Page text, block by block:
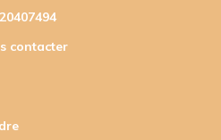
contacter